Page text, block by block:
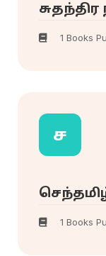
1 Books
ச
1 Books